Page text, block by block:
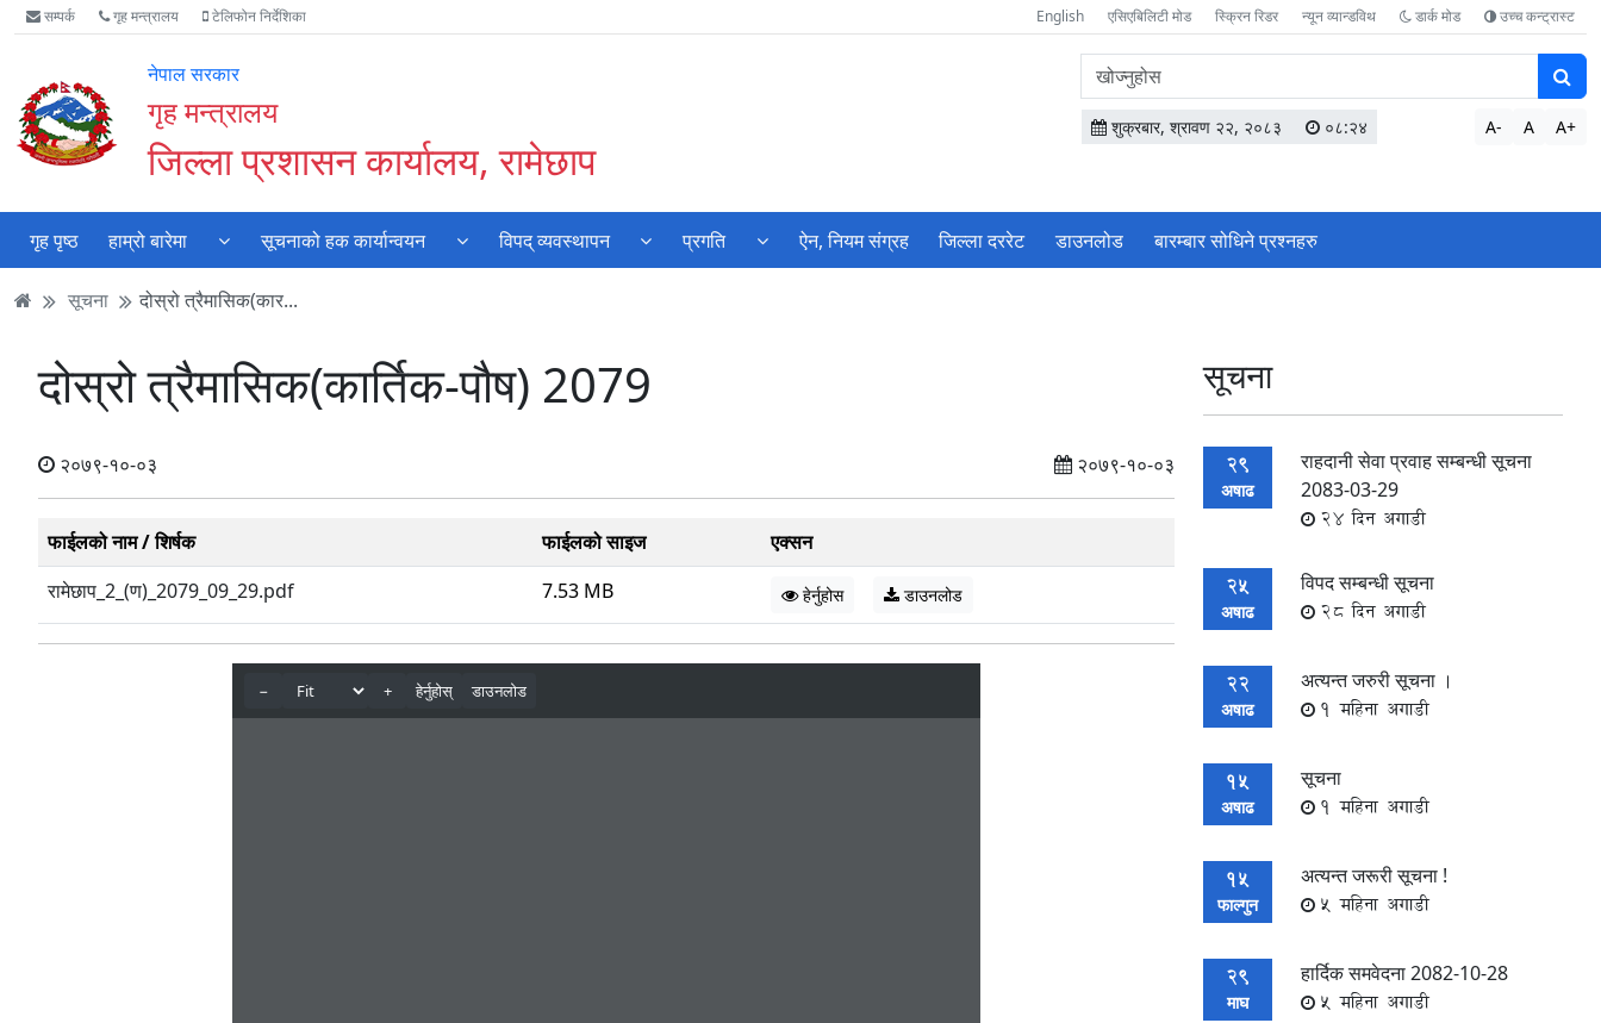
Accessibility
Mode
गर्नुहोस्
मुख्य
सामाग्री
मुख्य
नेभिगेसन
वेबसाइट
खोजमा
सम्पर्क गृह मन्त्रालय टेलिफोन निर्देशिका English एसिएबिलिटी मोड स्क्रिन रिडर न्यून व्यान्डविथ डार्क मोड उच्च कन्ट्रास्ट
नेपाल सरकार
गृह मन्त्रालय
जिल्ला प्रशासन कार्यालय, रामेछाप
वेबसाइटमा
सामग्री
खोज्नुहोस
शुक्रबार, श्रावण २२, २०८३ ०८:२४ A- A A+
गृह पृष्ठ हाम्रो बारेमा सूचनाको हक कार्यान्वयन विपद् व्यवस्थापन प्रगति ऐन, नियम संग्रह जिल्ला दररेट डाउनलोड बारम्बार सोधिने प्रश्‍नहरु
सूचना दोस्रो त्रैमासिक(कार...
दोस्रो त्रैमासिक(कार्तिक-पौष) 2079
२०७९-१०-०३ २०७९-१०-०३
फाईलको नाम / शिर्षक फाईलको साइज
एक्सन
रामेछाप_2_(ण)_2079_09_29.pdf
7.53 MB हेर्नुहोस डाउनलोड
सूचना
29
अषाढ
राहदानी सेवा प्रवाह सम्बन्धी सूचना
2083-03-29
24 दिन अगाडी
25
अषाढ
विपद सम्बन्धी सूचना
28 दिन अगाडी
22
अषाढ
अत्यन्त जरुरी सूचना ।
1 महिना अगाडी
15
अषाढ
सूचना
1 महिना अगाडी
15
फाल्गुन
अत्यन्त जरूरी सूचना !
5 महिना अगाडी
29
माघ
हार्दिक समवेदना 2082-10-28
5 महिना अगाडी